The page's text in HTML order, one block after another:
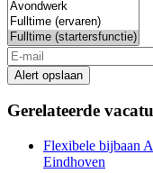
Alert opslaan
Gerelateerde
Flexibele bijbaan
Eindhoven